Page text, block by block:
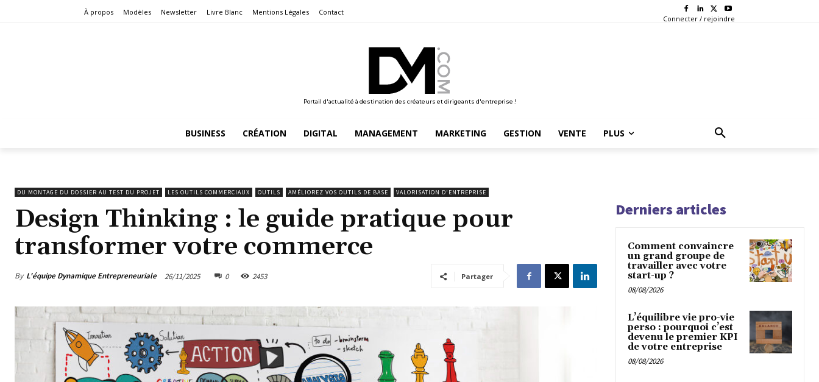
À propos Modèles Newsletter Livre Blanc Mentions Légales Contact
Connecter / rejoindre
Portail d'actualité à destination des créateurs et dirigeants d'entreprise !
BUSINESS CRÉATION DIGITAL MANAGEMENT MARKETING GESTION VENTE PLUS
DU MONTAGE DU DOSSIER AU TEST DU PROJET LES OUTILS COMMERCIAUX OUTILS AMÉLIOREZ VOS OUTILS DE BASE VALORISATION D'ENTREPRISE
Design Thinking : le guide pratique pour
transformer votre commerce
By L'équipe Dynamique Entrepreneuriale 26/11/2025 0 2453 Partager
Derniers articles
Comment convaincre
un grand groupe de
travailler avec votre
start-up ?
08/08/2026
L’équilibre vie pro-vie
perso : pourquoi c’est
devenu le premier KPI
de votre entreprise
08/08/2026